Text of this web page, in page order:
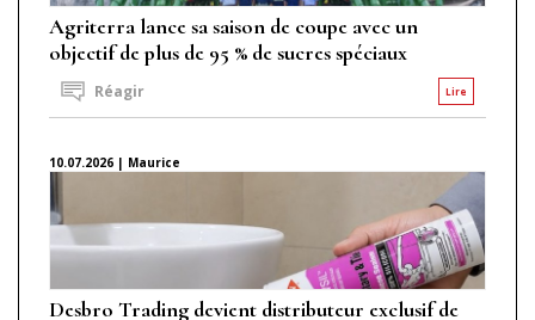
Agriterra lance sa saison de coupe avec un
objectif de plus de 95 % de sucres spéciaux
Lire
Réagir
10.07.2026 | Maurice
Desbro Trading devient distributeur exclusif de